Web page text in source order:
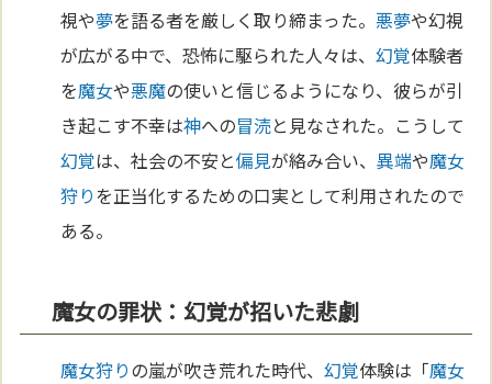
視や夢を語る者を厳しく取り締まった。悪夢や幻視
が広がる中で、恐怖に駆られた人々は、幻覚体験者
を魔女や悪魔の使いと信じるようになり、彼らが引
き起こす不幸は神への冒涜と見なされた。こうして
幻覚は、社会の不安と偏見が絡み合い、異端や魔女
狩りを正当化するための口実として利用されたので
ある。
魔女の罪状：幻覚が招いた悲劇
魔女狩りの嵐が吹き荒れた時代、幻覚体験は「魔女